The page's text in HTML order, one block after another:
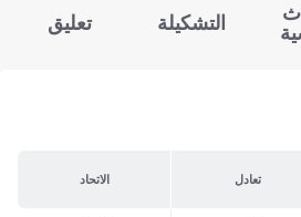
التشكيلة تعليق
تعادل الاتحاد